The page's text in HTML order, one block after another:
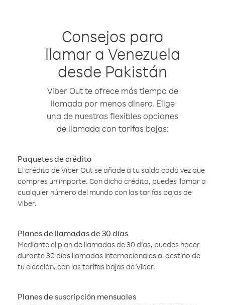
Consejos para
llamar a Venezuela
desde Pakistán
Viber Out te ofrece más tiempo de
llamada por menos dinero. Elige
una de nuestras flexibles opciones
de llamada con tarifas bajas:
Paquetes de crédito
El crédito de Viber Out se añade a tu saldo cada vez que
compres un importe. Con dicho crédito, puedes llamar a
cualquier número del mundo con las tarifas bajas de
Viber.
Planes de llamadas de 30 días
Mediante el plan de llamadas de 30 días, puedes hacer
durante 30 días llamadas internacionales al destino de
tu elección, con las tarifas bajas de Viber.
Planes de suscripción mensuales